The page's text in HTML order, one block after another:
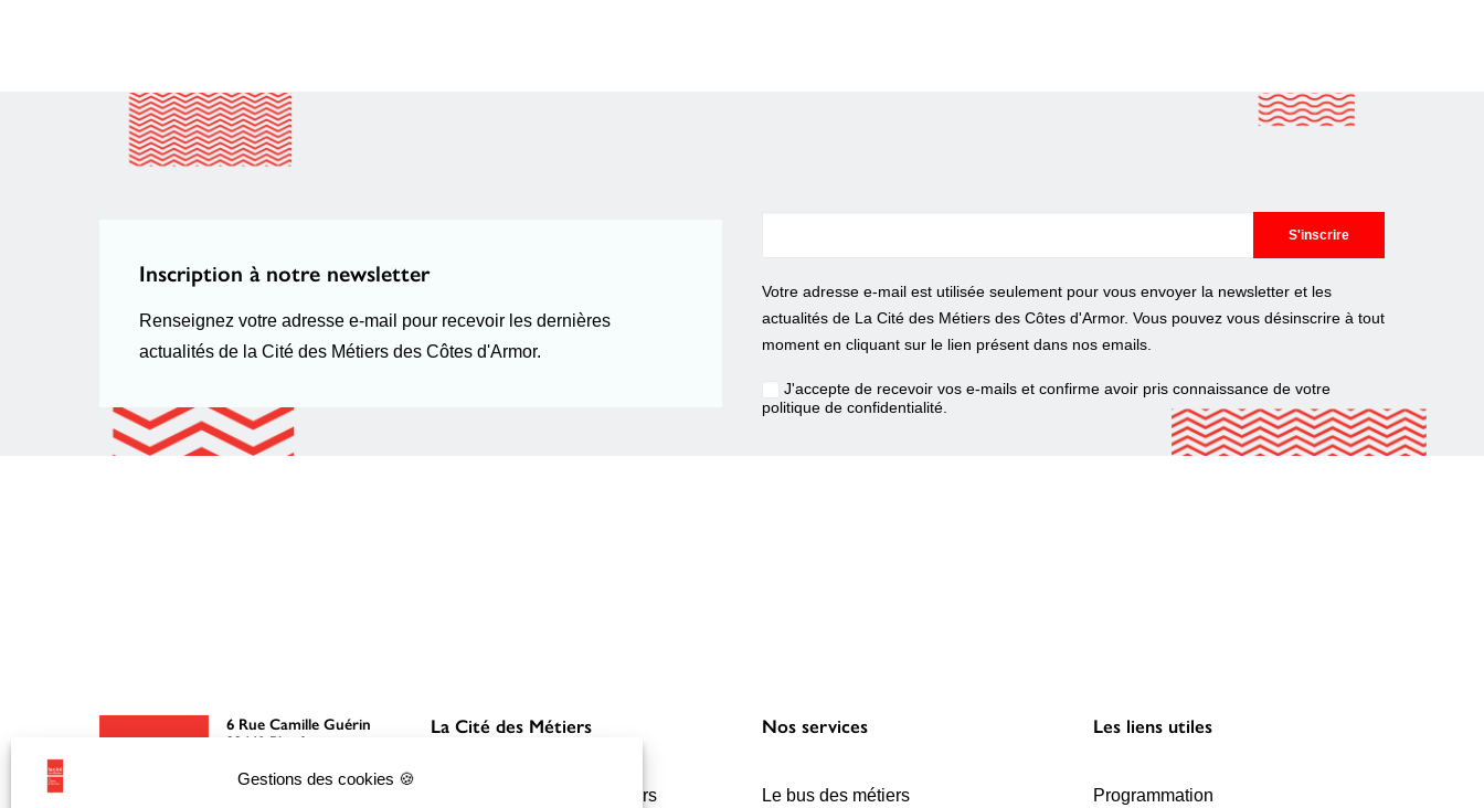
Gestions des cookies 🍪
Inscription à notre newsletter
Renseignez votre adresse e-mail pour recevoir les dernières
actualités de la Cité des Métiers des Côtes d'Armor.
Votre adresse e-mail est utilisée seulement pour vous envoyer la newsletter et les
actualités de La Cité des Métiers des Côtes d'Armor. Vous pouvez vous désinscrire à tout
moment en cliquant sur le lien présent dans nos emails.
J'accepte de recevoir vos e-mails et confirme avoir pris connaissance de votre
politique de confidentialité.
6 Rue Camille Guérin
22440 Ploufragan
02 96 76 51 51
La Cité des Métiers
Découvrir la Cité des Métiers
Nos services
Le bus des métiers
Les liens utiles
Programmation